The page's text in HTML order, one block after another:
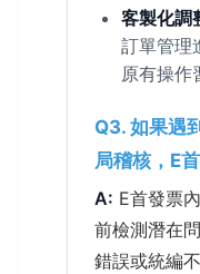
客製化調
訂單管理
原有操作
Q3. 如果遇
局稽核，E
A: E首發票
前檢測潛在
錯誤或統編